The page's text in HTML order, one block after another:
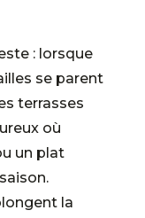
: lorsque
se parent
terrasses
où
un plat
la